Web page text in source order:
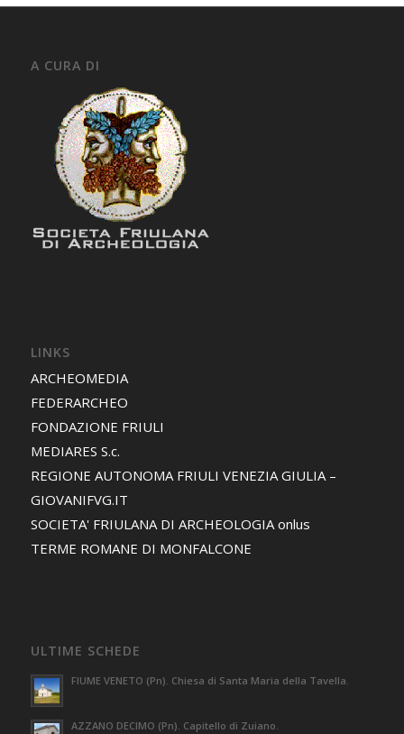
A CURA DI
LINKS
ARCHEOMEDIA
FEDERARCHEO
FONDAZIONE FRIULI
MEDIARES S.c.
REGIONE AUTONOMA FRIULI VENEZIA GIULIA –
GIOVANIFVG.IT
SOCIETA' FRIULANA DI ARCHEOLOGIA onlus
TERME ROMANE DI MONFALCONE
ULTIME SCHEDE
FIUME VENETO (Pn). Chiesa di Santa Maria della Tavella.
AZZANO DECIMO (Pn). Capitello di Zuiano.